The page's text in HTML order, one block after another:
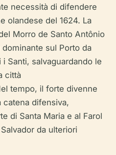
necessità di difendere
olandese del 1624. La
Morro de Santo Antônio
sul Porto da
i Santi, salvaguardando le
città
tempo, il forte divenne
catena difensiva,
di Santa Maria e al Farol
da ulteriori